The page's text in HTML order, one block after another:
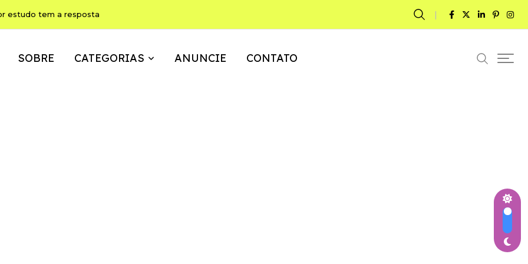
pode ser, ao mesmo tempo, memória, brincadeira e expressão
SOBRE CATEGORIAS ANUNCIE CONTATO